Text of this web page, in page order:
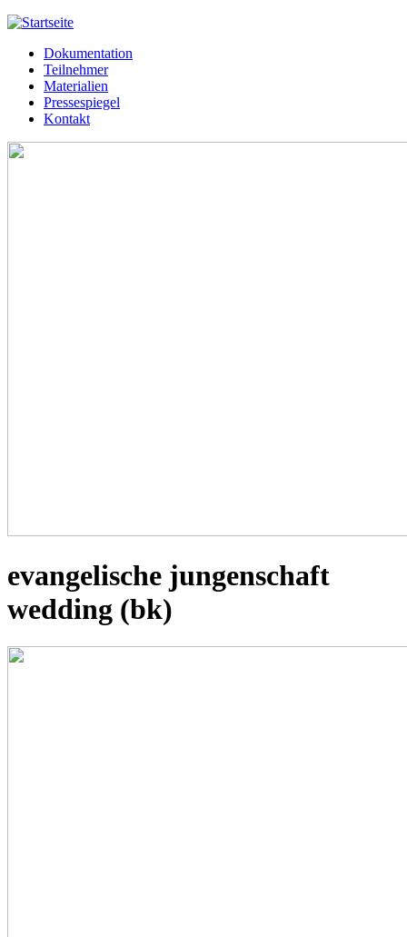
Jump to navigation
Meißner 2013
Hauptmenü
Dokumentation
Teilnehmer
Materialien
Pressespiegel
Kontakt
evangelische jungenschaft
wedding (bk)